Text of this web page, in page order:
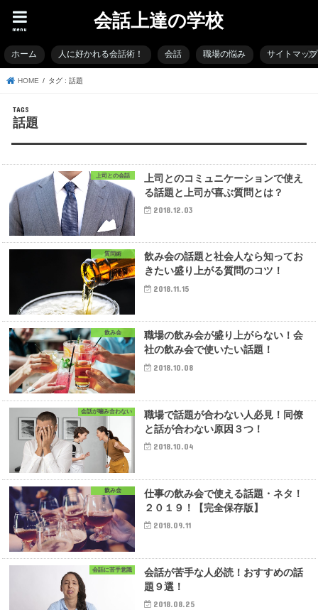
会話上達の学校
menu
ホーム 人に好かれる会話術！ 会話 職場の悩み サイトマップ
HOME タグ : 話題
話題
上司との会話
上司とのコミュニケーションで使え
る話題と上司が喜ぶ質問とは？
2018.12.03
質問術
飲み会の話題と社会人なら知ってお
きたい盛り上がる質問のコツ！
2018.11.15
飲み会
職場の飲み会が盛り上がらない！会
社の飲み会で使いたい話題！
2018.10.08
会話が噛み合わない
職場で話題が合わない人必見！同僚
と話が合わない原因３つ！
2018.10.04
飲み会
仕事の飲み会で使える話題・ネタ！
２０１９！【完全保存版】
2018.09.11
会話に苦手意識
会話が苦手な人必読！おすすめの話
題９選！
2018.08.25